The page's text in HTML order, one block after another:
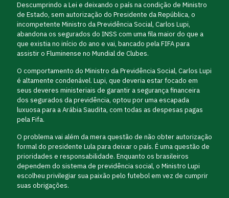
Descumprindo a Lei e deixando o país na condição de Ministro
de Estado, sem autorização do Presidente da República, o
incompetente Ministro da Previdência Social, Carlos Lupi,
abandona os segurados do INSS com uma fila maior do que a
que existia no início do ano e vai, bancado pela FIFA para
assistir o Fluminense no Mundial de Clubes.
O comportamento do Ministro da Previdência Social, Carlos Lupi
é altamente condenável. Lupi, que deveria estar focado em
seus deveres ministeriais de garantir a segurança financeira
dos segurados da previdência, optou por uma escapada
luxuosa para a Arábia Saudita, com todas as despesas pagas
pela Fifa.
O problema vai além da mera questão de não obter autorização
formal do presidente Lula para deixar o país. É uma questão de
prioridades e responsabilidade. Enquanto os brasileiros
dependem do sistema de previdência social, o Ministro Lupi
escolheu privilegiar sua paixão pelo futebol em vez de cumprir
suas obrigações.